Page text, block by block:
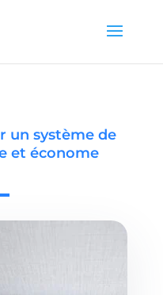
un système de
et économe